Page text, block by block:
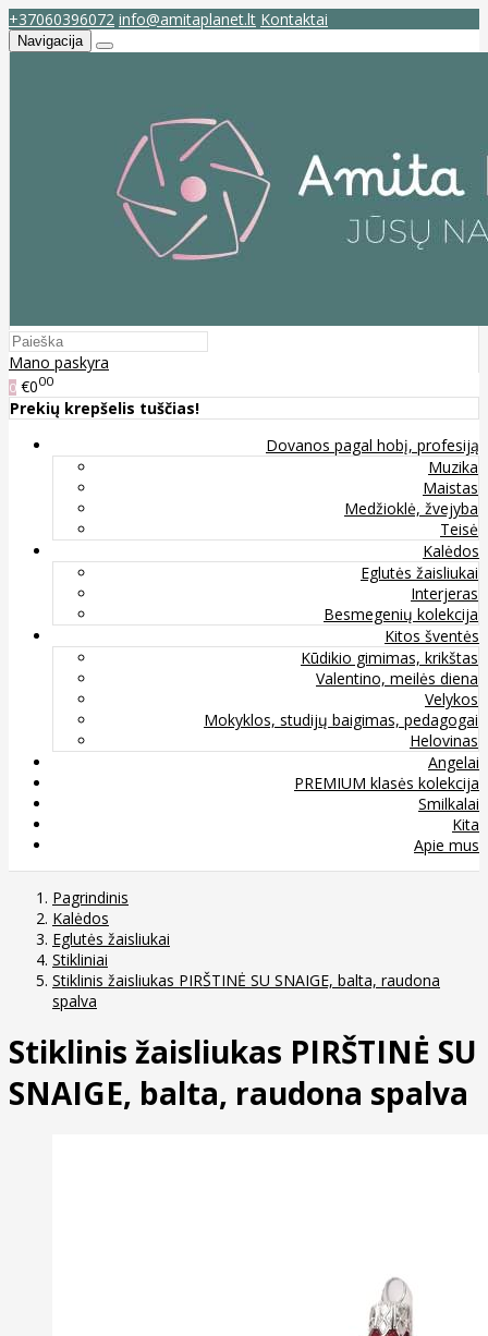
+37060396072 info@amitaplanet.lt Kontaktai
Navigacija
Mano paskyra
0 €000
Prekių krepšelis tuščias!
Dovanos pagal hobį, profesiją
Muzika
Maistas
Medžioklė, žvejyba
Teisė
Kalėdos
Eglutės žaisliukai
Interjeras
Besmegenių kolekcija
Kitos šventės
Kūdikio gimimas, krikštas
Valentino, meilės diena
Velykos
Mokyklos, studijų baigimas, pedagogai
Helovinas
Angelai
PREMIUM klasės kolekcija
Smilkalai
Kita
Apie mus
Pagrindinis
Kalėdos
Eglutės žaisliukai
Stikliniai
Stiklinis žaisliukas PIRŠTINĖ SU SNAIGE, balta, raudona
spalva
Stiklinis žaisliukas PIRŠTINĖ SU
SNAIGE, balta, raudona spalva